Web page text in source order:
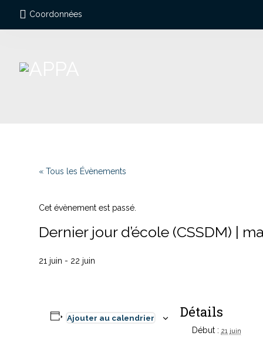
Coordonnées
« Tous les Évènements
Cet évènement est passé.
Dernier jour d’école (CSSDM) |
21 juin - 22 juin
Ajouter au calendrier Détails
Début : 21 juin